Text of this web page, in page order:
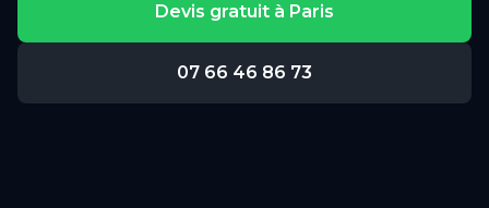
Devis gratuit à Paris
07 66 46 86 73